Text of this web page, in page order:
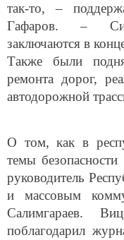
так-то, –
Гафаров. –
заключаются в
Также были
ремонта дорог,
автодорожной
О том, как в
темы
руководитель
и массовым
Салимгараев.
поблагодарил